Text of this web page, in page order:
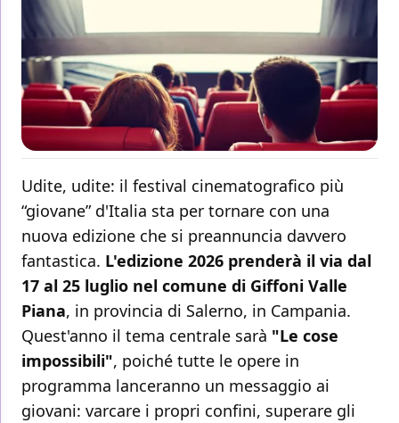
Udite, udite: il festival cinematografico più
“giovane” d'Italia sta per tornare con una
nuova edizione che si preannuncia davvero
fantastica. L'edizione 2026 prenderà il via dal
17 al 25 luglio nel comune di Giffoni Valle
Piana, in provincia di Salerno, in Campania.
Quest'anno il tema centrale sarà "Le cose
impossibili", poiché tutte le opere in
programma lanceranno un messaggio ai
giovani: varcare i propri confini, superare gli